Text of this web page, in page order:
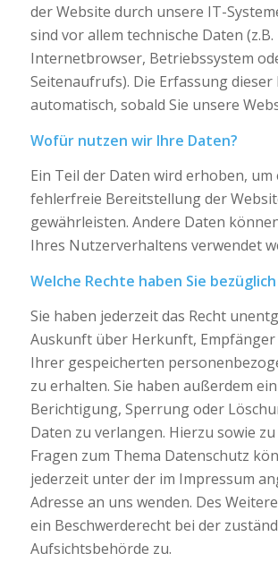
der Website durch unsere IT-
sind vor allem technische Daten (z.B.
Internetbrowser, Betriebssystem
Seitenaufrufs). Die Erfassung
automatisch, sobald Sie unsere
Wofür nutzen wir Ihre Daten?
Ein Teil der Daten wird erhoben, um
fehlerfreie Bereitstellung der
gewährleisten. Andere Daten
Ihres Nutzerverhaltens verwendet
Welche Rechte haben Sie
Sie haben jederzeit das Recht
Auskunft über Herkunft, Empfänger
Ihrer gespeicherten
zu erhalten. Sie haben außerdem
Berichtigung, Sperrung oder
Daten zu verlangen. Hierzu sowie
Fragen zum Thema Datenschutz
jederzeit unter der im Impressum
Adresse an uns wenden. Des
ein Beschwerderecht bei der
Aufsichtsbehörde zu.